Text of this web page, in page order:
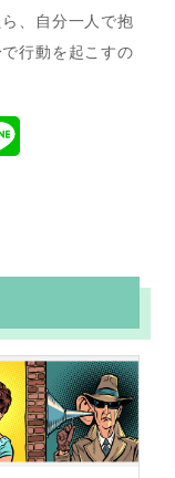
、自分一人で抱
行動を起こすの